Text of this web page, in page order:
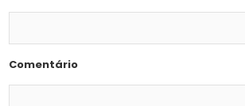
Comentário